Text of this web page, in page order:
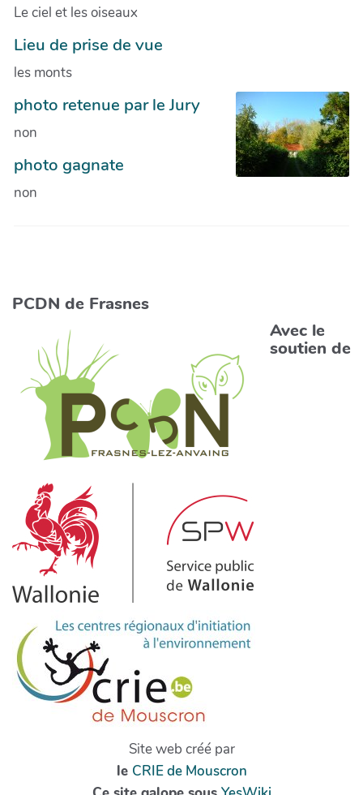
Le ciel et les oiseaux
Lieu de prise de vue
les monts
photo retenue par le Jury
non
photo gagnate
non
PCDN de Frasnes
Avec le
soutien de
Site web créé par
le CRIE de Mouscron